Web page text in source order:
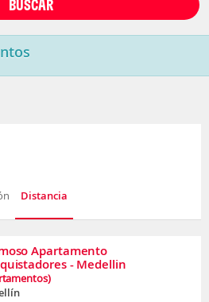
BUSCAR
Distancia
Apartamento
- Medellin